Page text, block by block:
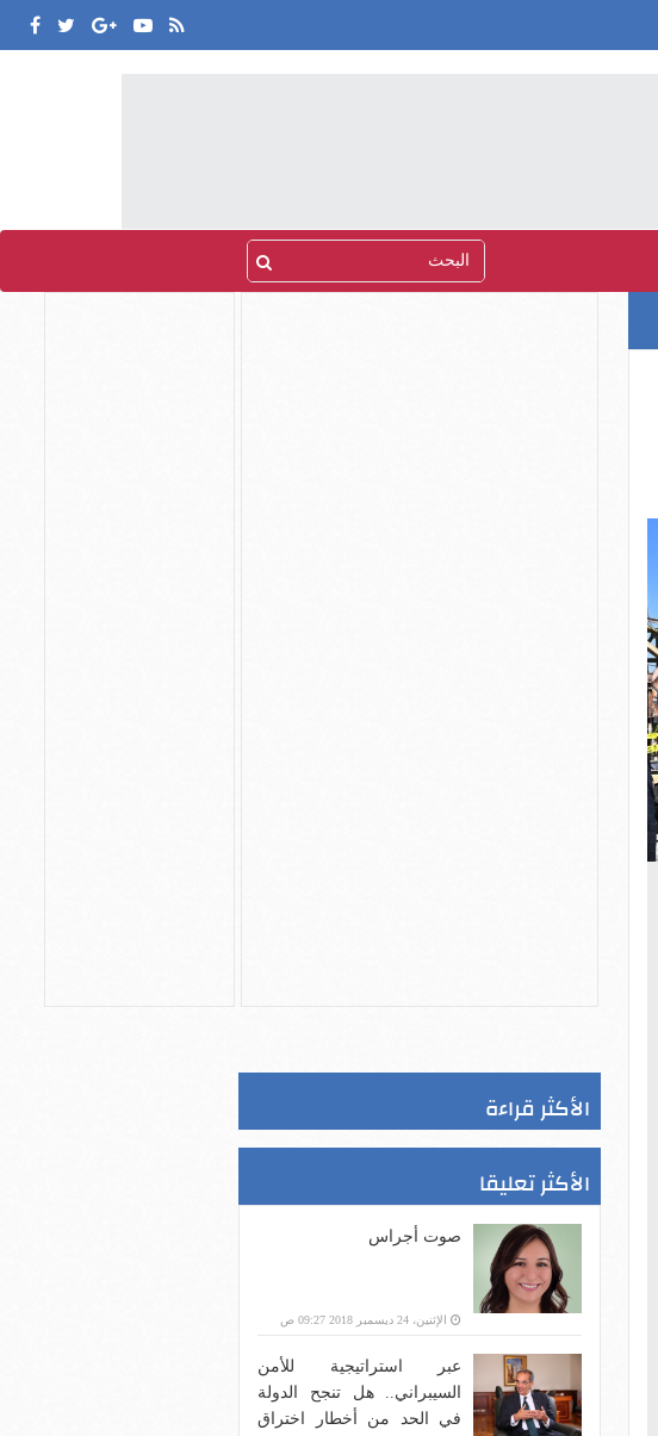
الأكثر قراءة
الأكثر تعليقا
صوت أجراس
الإثنين، 24 ديسمبر 2018 09:27 ص
عبر استراتيجية للأمن
السيبراني.. هل تنجح الدولة
في الحد من أخطار اختراق